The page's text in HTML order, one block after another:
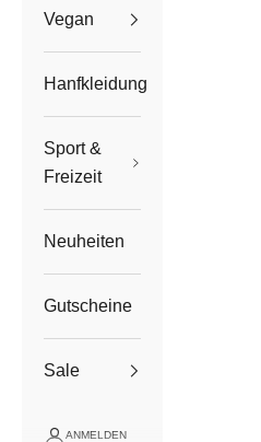
Vegan
Hanfkleidung
Sport &
Freizeit
Neuheiten
Gutscheine
Sale
ANMELDEN